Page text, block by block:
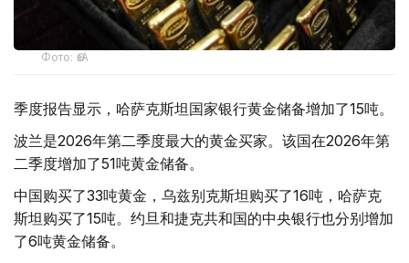
Фото: ӨзА
季度报告显示，哈萨克斯坦国家银行黄金储备增加了15吨。
波兰是2026年第二季度最大的黄金买家。该国在2026年第
二季度增加了51吨黄金储备。
中国购买了33吨黄金，乌兹别克斯坦购买了16吨，哈萨克
斯坦购买了15吨。约旦和捷克共和国的中央银行也分别增加
了6吨黄金储备。